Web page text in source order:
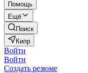
Помощь
Ещё
Поиск
Кипр
Войти
Войти
Создать резюме